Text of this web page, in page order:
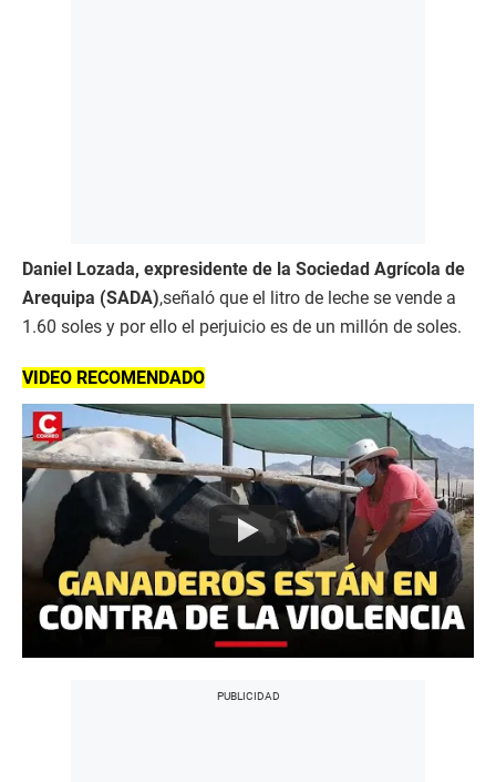
Daniel Lozada, expresidente de la Sociedad Agrícola de
Arequipa (SADA),señaló que el litro de leche se vende a
1.60 soles y por ello el perjuicio es de un millón de soles.
VIDEO RECOMENDADO